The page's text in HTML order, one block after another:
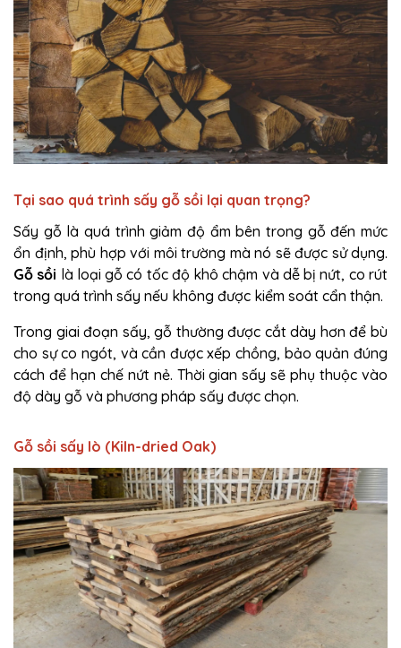
Tại sao quá trình sấy gỗ sồi lại quan trọng?
Sấy gỗ là quá trình giảm độ ẩm bên trong gỗ đến mức
ổn định, phù hợp với môi trường mà nó sẽ được sử dụng.
Gỗ sồi là loại gỗ có tốc độ khô chậm và dễ bị nứt, co rút
trong quá trình sấy nếu không được kiểm soát cẩn thận.
Trong giai đoạn sấy, gỗ thường được cắt dày hơn để bù
cho sự co ngót, và cần được xếp chồng, bảo quản đúng
cách để hạn chế nứt nẻ. Thời gian sấy sẽ phụ thuộc vào
độ dày gỗ và phương pháp sấy được chọn.
Gỗ sồi sấy lò (Kiln-dried Oak)